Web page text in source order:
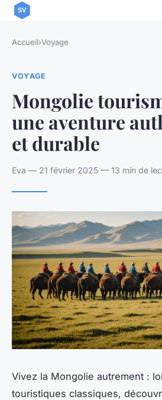
Accueil›Voyage
VOYAGE
Mongolie
une aventure
et durable
Eva — 21 février 2025 — 13 min de
Vivez la Mongolie autrement :
touristiques classiques,